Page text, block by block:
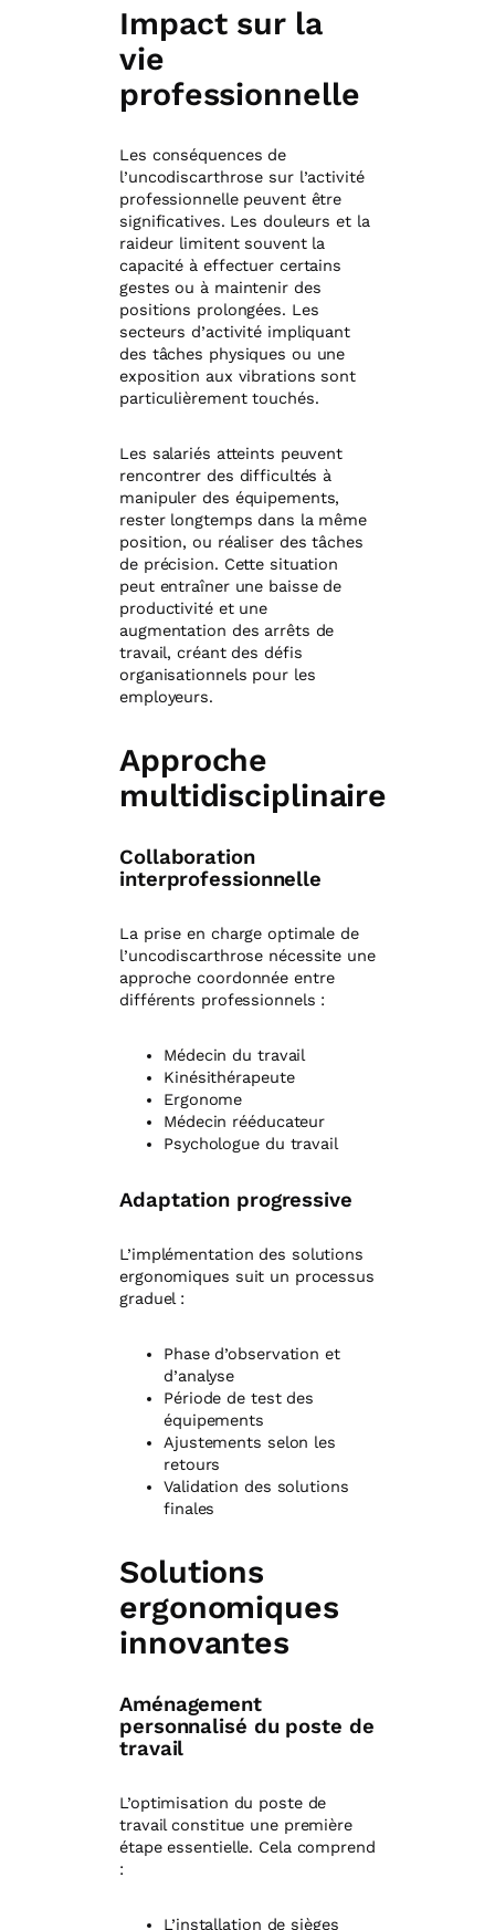
Impact sur la
vie
professionnelle
Les conséquences de
l’uncodiscarthrose sur l’activité
professionnelle peuvent être
significatives. Les douleurs et la
raideur limitent souvent la
capacité à effectuer certains
gestes ou à maintenir des
positions prolongées. Les
secteurs d’activité impliquant
des tâches physiques ou une
exposition aux vibrations sont
particulièrement touchés.
Les salariés atteints peuvent
rencontrer des difficultés à
manipuler des équipements,
rester longtemps dans la même
position, ou réaliser des tâches
de précision. Cette situation
peut entraîner une baisse de
productivité et une
augmentation des arrêts de
travail, créant des défis
organisationnels pour les
employeurs.
Approche
multidisciplinaire
Collaboration
interprofessionnelle
La prise en charge optimale de
l’uncodiscarthrose nécessite une
approche coordonnée entre
différents professionnels :
Médecin du travail
Kinésithérapeute
Ergonome
Médecin rééducateur
Psychologue du travail
Adaptation progressive
L’implémentation des solutions
ergonomiques suit un processus
graduel :
Phase d’observation et
d’analyse
Période de test des
équipements
Ajustements selon les
retours
Validation des solutions
finales
Solutions
ergonomiques
innovantes
Aménagement
personnalisé du poste de
travail
L’optimisation du poste de
travail constitue une première
étape essentielle. Cela comprend
:
L’installation de sièges